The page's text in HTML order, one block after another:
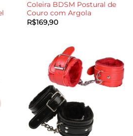
Coleira BDSM Postural de
Couro com Argola
R$169,90